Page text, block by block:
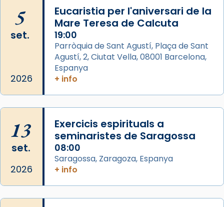
📸 J. Merino
Photo
View on Facebook ·
Arquebisbat de Barcelona
de Barcelona.
2 weeks ago
comitè organitzador de la visita apostòlica
del Sant Pare Lleó XIV a Barcelona, i als
col·laboradors, a la Catedral de Barcelona.
L’arquebisbe de Barcelona, el cardenal Joan
5
set.
2026
Eucaristia per l'aniversari de la
Mare Teresa de Calcuta
19:00
Parròquia de Sant Agustí, Plaça de Sant
Agustí, 2, Ciutat Vella, 08001 Barcelona,
Espanya
+ info
13
set.
2026
Exercicis espirituals a
seminaristes de Saragossa
08:00
Saragossa, Zaragoza, Espanya
+ info